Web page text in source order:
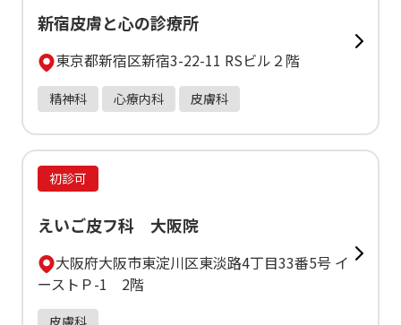
新宿皮膚と心の診療所
東京都新宿区新宿3-22-11 RSビル２階
精神科 心療内科 皮膚科
初診可
えいご皮フ科 大阪院
大阪府大阪市東淀川区東淡路4丁目33番5号 イ
ーストＰ-1 2階